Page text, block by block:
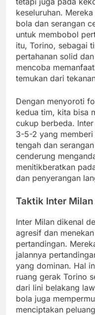
keseluruhan.
bola dan serangan
untuk membobol
itu, Torino, sebagai
pertahanan solid
mencoba
temukan dari
Dengan menyoroti
kedua tim, kita bisa
cukup berbeda.
3-5-2 yang
tengah dan
cenderung
menitikberatkan
dan penyerangan
Taktik Inter
Inter Milan dikenal
agresif dan
pertandingan.
jalannya
yang dominan. Hal
ruang gerak Torino
dari lini belakang
bola juga
menciptakan